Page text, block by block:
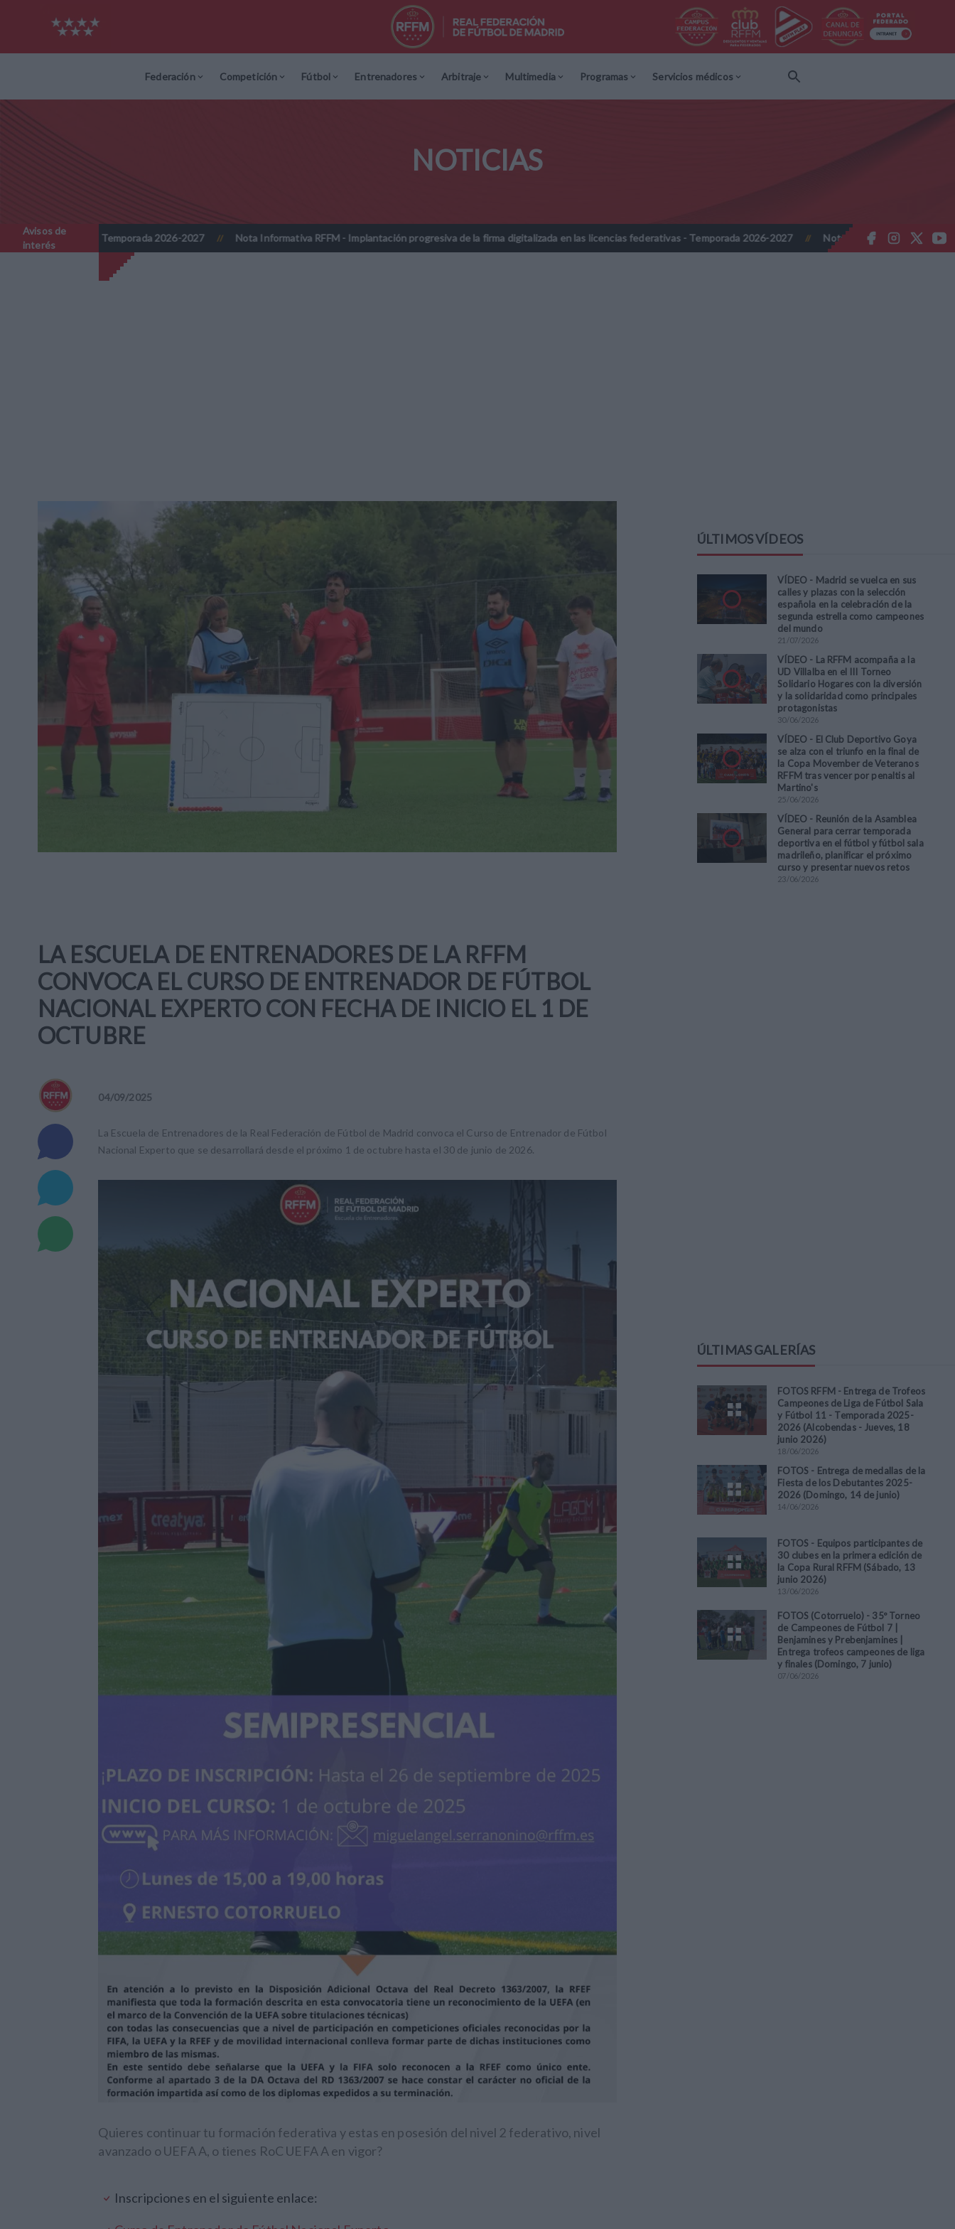
Federación Competición Fútbol Entrenadores Arbitraje Multimedia Programas Servicios médicos
NOTICIAS
Avisos de
interés
Temporada 2026-2027 // Nota Informativa RFFM - Implantación progresiva de la firma digitalizada en las licencias federativas - Temporada 2026-2027 // Nota Informativa RFFM - Propuesta de
LA ESCUELA DE ENTRENADORES DE LA RFFM
CONVOCA EL CURSO DE ENTRENADOR DE FÚTBOL
NACIONAL EXPERTO CON FECHA DE INICIO EL 1 DE
OCTUBRE
04/09/2025
La Escuela de Entrenadores de la Real Federación de Fútbol de Madrid convoca el Curso de Entrenador de Fútbol
Nacional Experto que se desarrollará desde el próximo 1 de octubre hasta el 30 de junio de 2026.
Quieres continuar tu formación federativa y estas en posesión del nivel 2 federativo, nivel
avanzado o UEFA A, o tienes RoC UEFA A en vigor?
Inscripciones en el siguiente enlace:
ÚLTIMOS VÍDEOS
VÍDEO - Madrid se vuelca en sus
calles y plazas con la selección
española en la celebración de la
segunda estrella como campeones
del mundo
21 /07/2026
VÍDEO - La RFFM acompaña a la
UD Villalba en el III Torneo
Solidario Hogares con la diversión
y la solidaridad como principales
protagonistas
30/06/2026
VÍDEO - El Club Deportivo Goya
se alza con el triunfo en la final de
la Copa Movember de Veteranos
RFFM tras vencer por penaltis al
Martino's
25/06/2026
VÍDEO - Reunión de la Asamblea
General para cerrar temporada
deportiva en el fútbol y fútbol sala
madrileño, planificar el próximo
curso y presentar nuevos retos
23/06/2026
ÚLTIMAS GALERÍAS
FOTOS RFFM - Entrega de Trofeos
Campeones de Liga de Fútbol Sala
y Fútbol 11 - Temporada 2025-
2026 (Alcobendas - Jueves, 18
junio 2026)
18/06/2026
FOTOS - Entrega de medallas de la
Fiesta de los Debutantes 2025-
2026 (Domingo, 14 de junio)
14/06/2026
FOTOS - Equipos participantes de
30 clubes en la primera edición de
la Copa Rural RFFM (Sábado, 13
junio 2026)
13/06/2026
FOTOS (Cotorruelo) - 35º Torneo
de Campeones de Fútbol 7 |
Benjamines y Prebenjamines |
Entrega trofeos campeones de liga
y finales (Domingo, 7 junio)
07/06/2026